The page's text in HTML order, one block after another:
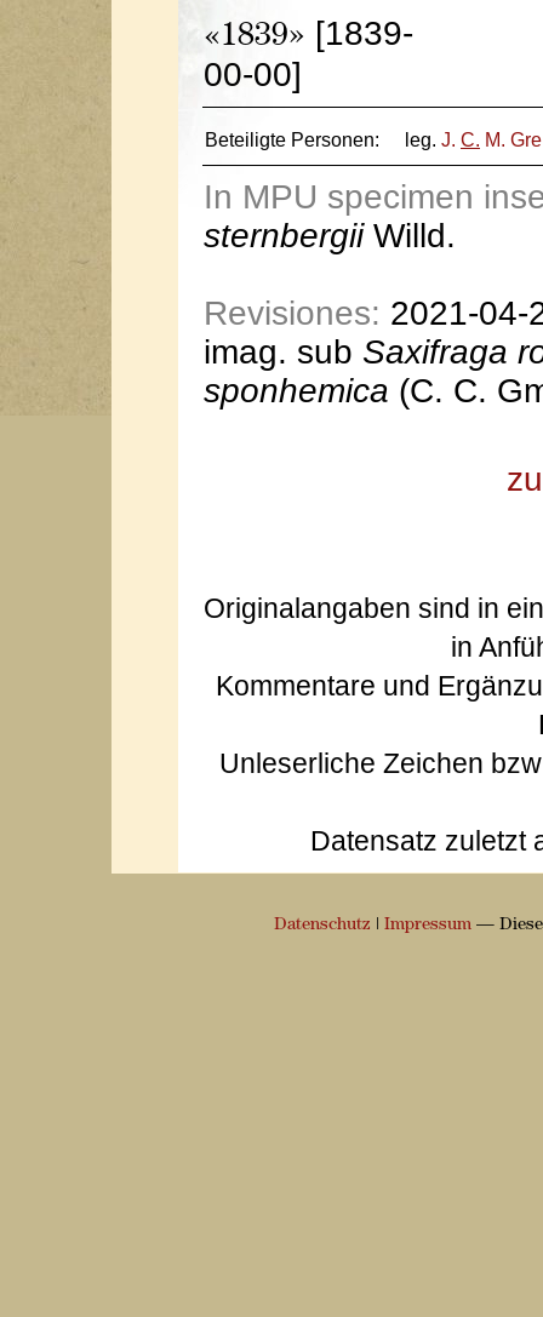
«1839» [1839-
00-00]
Beteiligte Personen: leg. J. C. M.
In MPU specimen
sternbergiiWilld.
Revisiones: 2021-04-
imag. sub Saxifraga
sponhemica (C. C.
Originalangaben sind in
in
Kommentare und
Unleserliche Zeichen
Datensatz zuletzt
Datenschutz Impressum— Diese